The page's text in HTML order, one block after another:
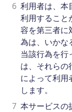
6 利用者は、本
利用すること
容を第三者に
為は、いかな
当該行為を行
は、それらの
によって利用
します。
7 本サービスの